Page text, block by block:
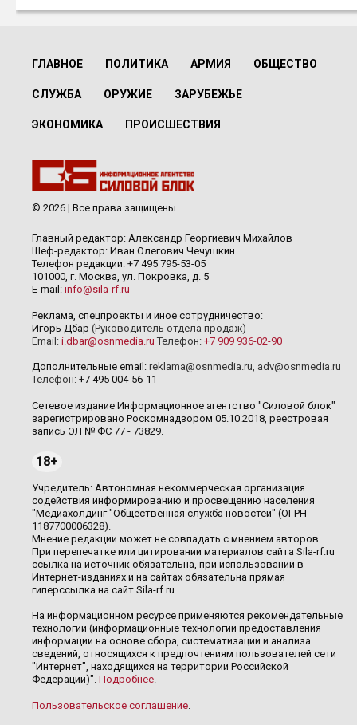
ГЛАВНОЕ ПОЛИТИКА АРМИЯ ОБЩЕСТВО
СЛУЖБА ОРУЖИЕ ЗАРУБЕЖЬЕ
ЭКОНОМИКА ПРОИСШЕСТВИЯ
© 2026 | Все права защищены
Главный редактор: Александр Георгиевич Михайлов
Шеф-редактор: Иван Олегович Чечушкин.
Телефон редакции: +7 495 795-53-05
101000, г. Москва, ул. Покровка, д. 5
E-mail: info@sila-rf.ru
Реклама, спецпроекты и иное сотрудничество:
Игорь Дбар (Руководитель отдела продаж)
Email: i.dbar@osnmedia.ru Телефон: +7 909 936-02-90
Дополнительные email: reklama@osnmedia.ru, adv@osnmedia.ru
Телефон: +7 495 004-56-11
Сетевое издание Информационное агентство "Силовой блок"
зарегистрировано Роскомнадзором 05.10.2018, реестровая
запись ЭЛ № ФС 77 - 73829.
18+
Учредитель: Автономная некоммерческая организация
содействия информированию и просвещению населения
"Медиахолдинг "Общественная служба новостей" (ОГРН
1187700006328).
Мнение редакции может не совпадать с мнением авторов.
При перепечатке или цитировании материалов сайта Sila-rf.ru
ссылка на источник обязательна, при использовании в
Интернет-изданиях и на сайтах обязательна прямая
гиперссылка на сайт Sila-rf.ru.
На информационном ресурсе применяются рекомендательные
технологии (информационные технологии предоставления
информации на основе сбора, систематизации и анализа
сведений, относящихся к предпочтениям пользователей сети
"Интернет", находящихся на территории Российской
Федерации)". Подробнее.
Пользовательское соглашение.